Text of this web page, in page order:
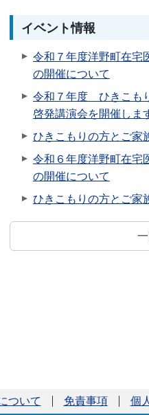
イベント情報
令和７年度洋野町在宅
の開催について
令和７年度 ひきこも
啓発講演会を開催しま
ひきこもりの方とご家
令和６年度洋野町在宅
の開催について
ひきこもりの方とご家
ついて 免責事項 個